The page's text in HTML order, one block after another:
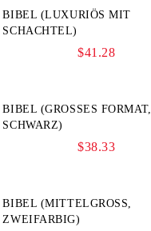
BIBEL (LUXURIÖS MIT
SCHACHTEL)
$41.28
BIBEL (GROSSES FORMAT, S
CHWARZ)
$38.33
BIBEL (MITTELGROSS, Z
WEIFARBIG)